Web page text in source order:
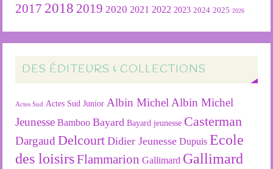
2017 2018 2019 2020 2021 2022 2023 2024 2025 2026
DES ÉDITEURS & COLLECTIONS
Actes Sud Actes Sud Junior Albin Michel Albin Michel
Jeunesse Bamboo Bayard Bayard jeunesse Casterman
Dargaud Delcourt Didier Jeunesse Dupuis Ecole
des loisirsFlammarion Gallimard Gallimard